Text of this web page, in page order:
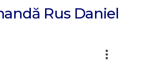
Rus Daniel